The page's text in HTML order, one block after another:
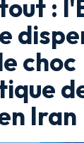
:
choc
Iran